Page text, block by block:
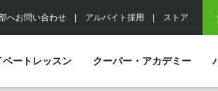
へお問い合わせ アルバイト採用 ストア
ベートレッスン クーバー・アカデミー